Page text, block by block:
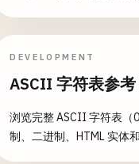
DEVELOPMENT
ASCII 字符表参考
浏览完整 ASCII 字符表
制、二进制、HTML 实体